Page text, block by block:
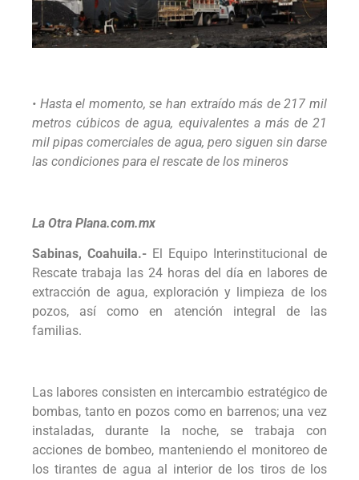
• Hasta el momento, se han extraído más de 217 mil
metros cúbicos de agua, equivalentes a más de 21
mil pipas comerciales de agua, pero siguen sin darse
las condiciones para el rescate de los mineros
La Otra Plana.com.mx
Sabinas, Coahuila.- El Equipo Interinstitucional de
Rescate trabaja las 24 horas del día en labores de
extracción de agua, exploración y limpieza de los
pozos, así como en atención integral de las
familias.
Las labores consisten en intercambio estratégico de
bombas, tanto en pozos como en barrenos; una vez
instaladas, durante la noche, se trabaja con
acciones de bombeo, manteniendo el monitoreo de
los tirantes de agua al interior de los tiros de los